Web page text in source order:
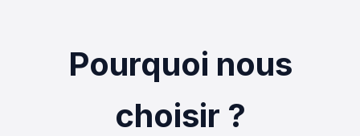
Pourquoi nous
choisir ?